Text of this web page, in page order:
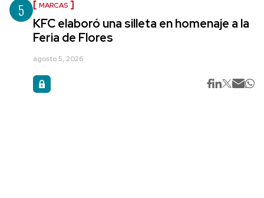
5 MARCAS
KFC elaboró una silleta en homenaje a la
Feria de Flores
agosto 5, 2026